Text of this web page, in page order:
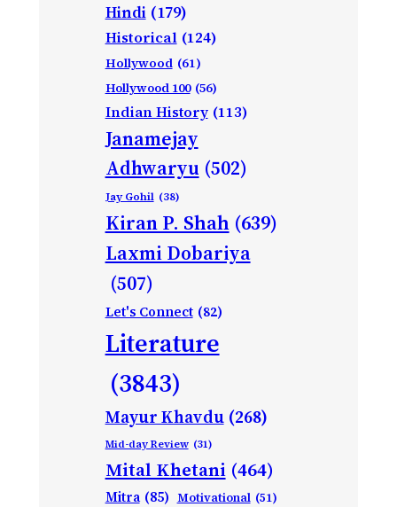
Hindi (179)
Historical (124)
Hollywood (61)
Hollywood 100 (56)
Indian History (113)
Janamejay
Adhwaryu (502)
Jay Gohil (38)
Kiran P. Shah (639)
Laxmi Dobariya
(507)
Let's Connect (82)
Literature
(3843)
Mayur Khavdu (268)
Mid-day Review (31)
Mital Khetani (464)
Mitra (85) Motivational (51)